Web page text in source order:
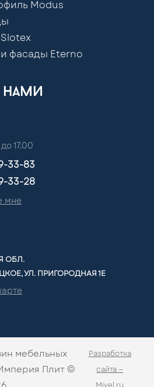
Modus
фасады Eterno
нами
17.00
33-83
33-28
мне
ОБЛ.
УЛ. ПРИГОРОДНАЯ 1Е
мебельных
Плит ©
Разработка
сайта —
Mivel.ru